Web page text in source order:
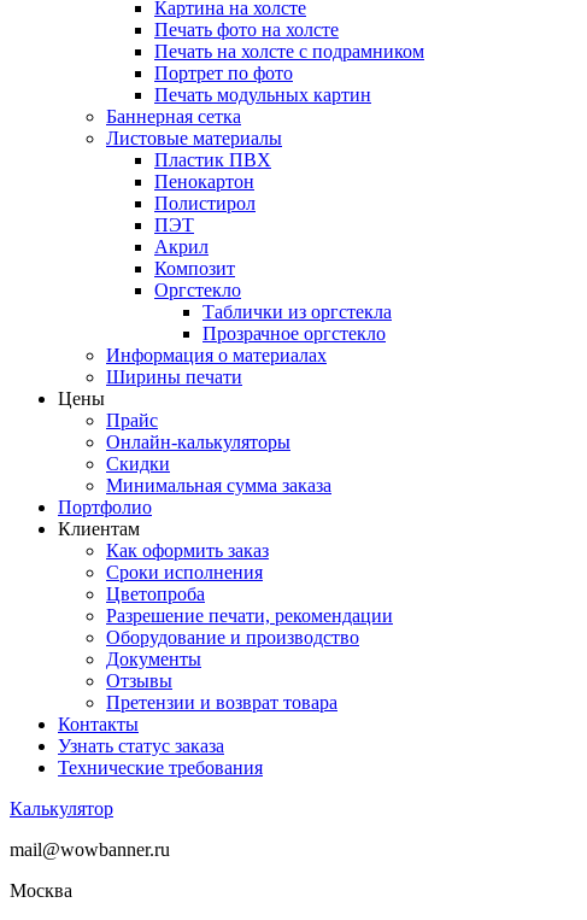
Картина на холсте
Печать фото на холсте
Печать на холсте с подрамником
Портрет по фото
Печать модульных картин
Баннерная сетка
Листовые материалы
Пластик ПВХ
Пенокартон
Полистирол
ПЭТ
Акрил
Композит
Оргстекло
Таблички из оргстекла
Прозрачное оргстекло
Информация о материалах
Ширины печати
Цены
Прайс
Онлайн-калькуляторы
Скидки
Минимальная сумма заказа
Портфолио
Клиентам
Как оформить заказ
Сроки исполнения
Цветопроба
Разрешение печати, рекомендации
Оборудование и производство
Документы
Отзывы
Претензии и возврат товара
Контакты
Узнать статус заказа
Технические требования
Калькулятор
mail@wowbanner.ru
Москва